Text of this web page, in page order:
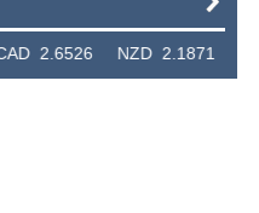
NZD 2.1871 SGD